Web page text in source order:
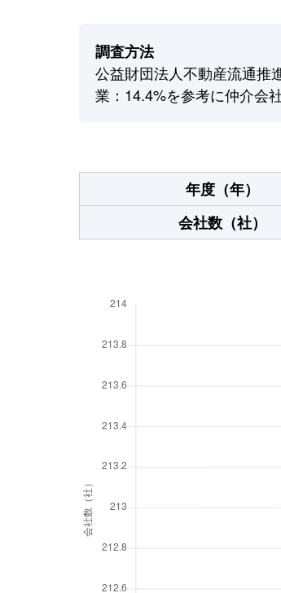
調査方法
公益財団法人不動産流通推
業：14.4%を参考に仲介会
年度（年）
会社数（社）